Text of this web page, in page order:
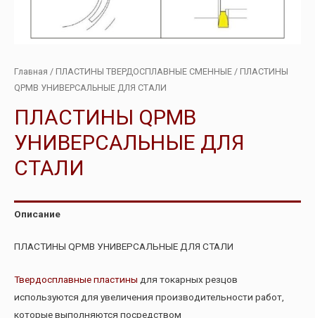
Главная / ПЛАСТИНЫ ТВЕРДОСПЛАВНЫЕ СМЕННЫЕ / ПЛАСТИНЫ
QPMB УНИВЕРСАЛЬНЫЕ ДЛЯ СТАЛИ
ПЛАСТИНЫ QPMB
УНИВЕРСАЛЬНЫЕ ДЛЯ
СТАЛИ
Описание
ПЛАСТИНЫ QPMB УНИВЕРСАЛЬНЫЕ ДЛЯ СТАЛИ
Твердосплавные пластины для токарных резцов
используются для увеличения производительности работ,
которые выполняются посредством